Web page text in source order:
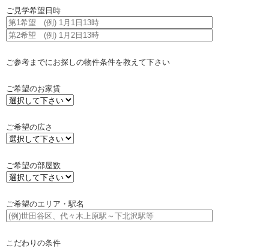
ご見学希望日時
ご参考までにお探しの物件条件を教えて下さい
ご希望のお家賃
ご希望の広さ
ご希望の部屋数
ご希望のエリア・駅名
こだわりの条件